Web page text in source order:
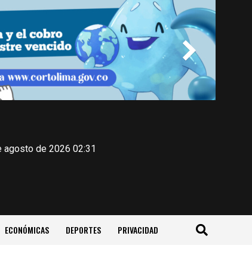
agosto de 2026 02:31
ECONÓMICAS DEPORTES PRIVACIDAD